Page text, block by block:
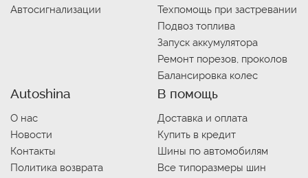
Автосигнализации
Техпомощь при застревании
Подвоз топлива
Запуск аккумулятора
Ремонт порезов, проколов
Балансировка колес
Autoshina
О нас
Новости
Контакты
Политика возврата
В помощь
Доставка и оплата
Купить в кредит
Шины по автомобилям
Все типоразмеры шин